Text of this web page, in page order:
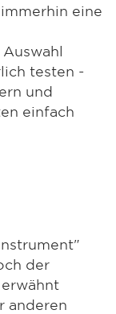
eine
testen -
und
einfach
der
anderen